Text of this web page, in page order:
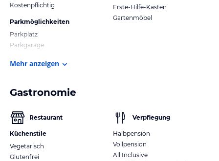
Kostenpflichtig
Parkmöglichkeiten
Parkplatz
Parkgarage
Erste-Hilfe-Kasten
Gartenmöbel
Mehr anzeigen
Gastronomie
Restaurant
Küchenstile
Vegetarisch
Glutenfrei
Verpflegung
Halbpension
Vollpension
All Inclusive